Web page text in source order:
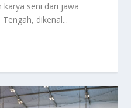
karya seni dari jawa
dikenal...